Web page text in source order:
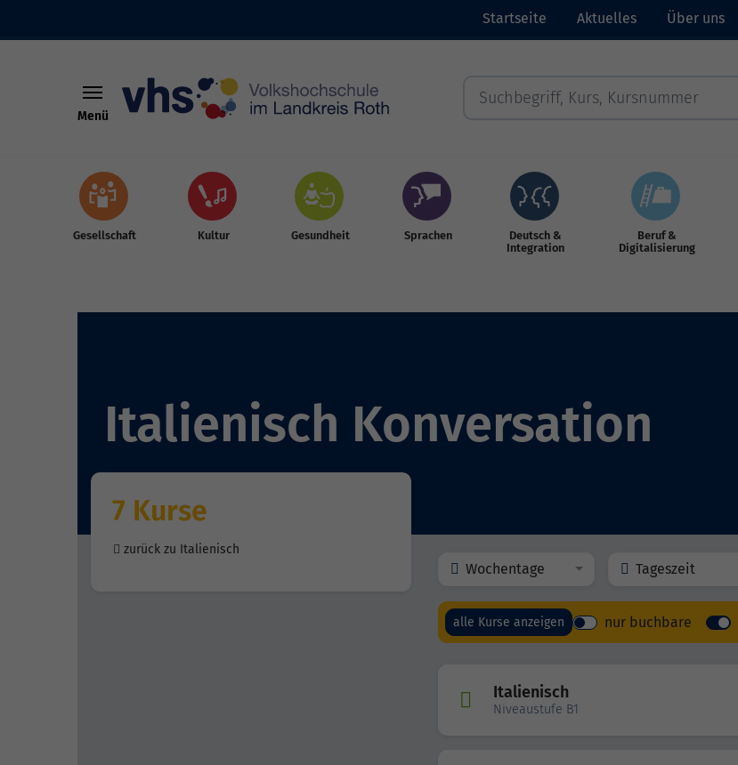
Startseite Aktuelles Über uns
Menü
Gesellschaft Kultur Gesundheit Sprachen
Deutsch &
Integration
Beruf &
Digitalisierung
Italienisch Konversation
7 Kurse
zurück zu Italienisch
Wochentage Tageszeit
alle Kurse anzeigen nur buchbare
Italienisch
Niveaustufe B1